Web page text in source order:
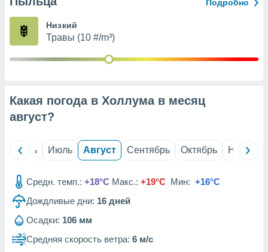
из
рекламы
сведения
Подробно
Низкий
Травы (10 #/m³)
Какая погода в Холлума в месяц
август?
Июнь Июль Август Сентябрь Октябрь Ноябрь
Средн. темп.: +18°C Макс.: +19°C Мин: +16°C
Дождливые дни: 16 дней
Осадки: 106 мм
Средняя скорость ветра: 6 м/с